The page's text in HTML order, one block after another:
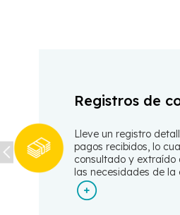
Registros de
Lleve un registro
pagos recibidos, lo
consultado y extraído
las necesidades de la